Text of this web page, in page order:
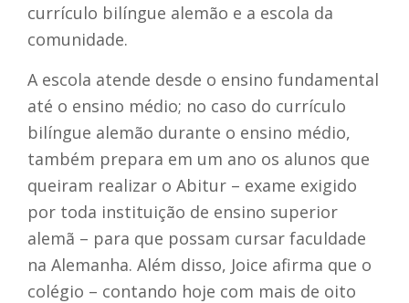
currículo bilíngue alemão e a escola da
comunidade.
A escola atende desde o ensino fundamental
até o ensino médio; no caso do currículo
bilíngue alemão durante o ensino médio,
também prepara em um ano os alunos que
queiram realizar o Abitur – exame exigido
por toda instituição de ensino superior
alemã – para que possam cursar faculdade
na Alemanha. Além disso, Joice afirma que o
colégio – contando hoje com mais de oito